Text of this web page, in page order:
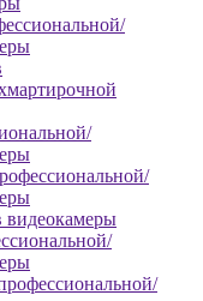
видеокамеры